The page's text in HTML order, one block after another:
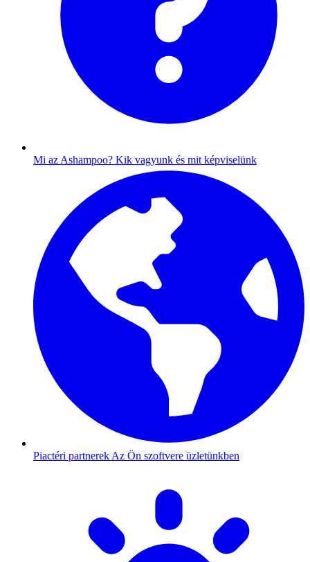
Mi az Ashampoo? Kik vagyunk és mit képviselünk
Piactéri partnerek Az Ön szoftvere üzletünkben